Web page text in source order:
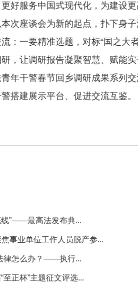
好服务中国式现代化，为建设
座谈会为新的起点，扑下身子
：一要精准选题，对标“国之
，让调研报告凝聚智慧、赋能实
干警春节回乡调研成果系列交
搭建展示平台、促进交流互鉴。
线”——最高法发布典...
事业单位工作人员脱产参...
律怎么办？——执行...
至正杯”主题征文评选...